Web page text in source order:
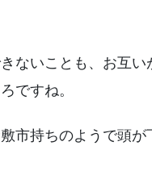
ないことも、お互
ですね。
市持ちのようで頭